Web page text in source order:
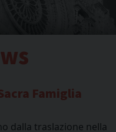
Famiglia
dalla traslazione nella